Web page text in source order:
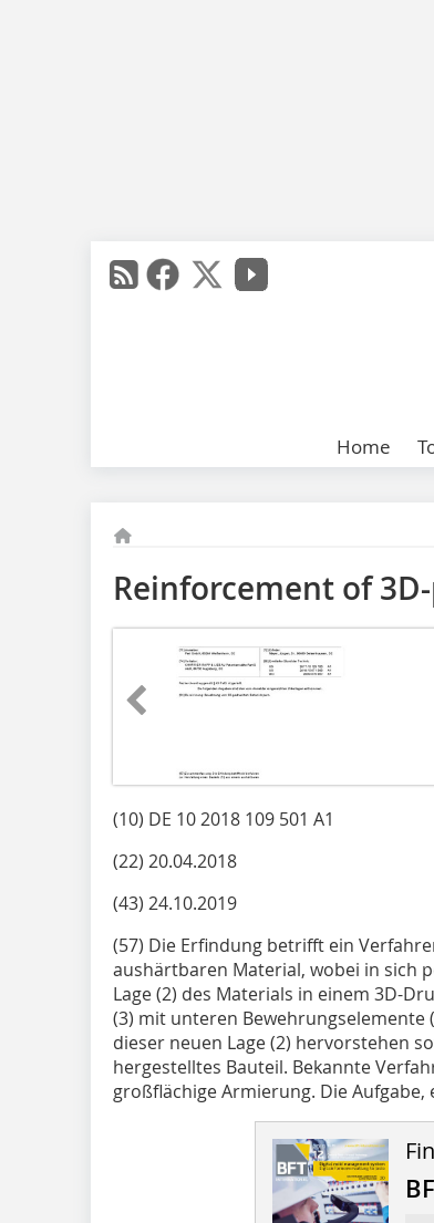
Home
Reinforcement of
(10) DE 10 2018 109 501 A1
(22) 20.04.2018
(43) 24.10.2019
(57) Die Erfindung betrifft ein
aushärtbaren Material, wobei in sich
Lage (2) des Materials in einem 3D-
(3) mit unteren
dieser neuen Lage (2) hervorstehen
hergestelltes Bauteil. Bekannte
großflächige Ar­mierung. Die Aufgabe,